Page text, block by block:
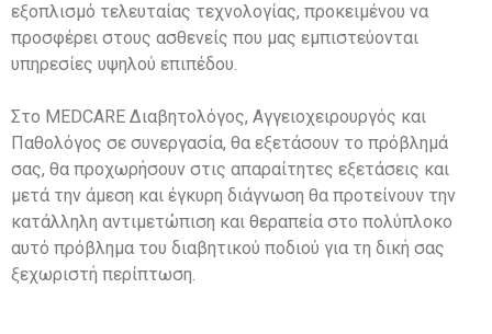
εξοπλισμό τελευταίας τεχνολογίας, προκειμένου να
προσφέρει στους ασθενείς που μας εμπιστεύονται
υπηρεσίες υψηλού επιπέδου.
Στο MEDCARE Διαβητολόγος, Αγγειοχειρουργός και
Παθολόγος σε συνεργασία, θα εξετάσουν το πρόβλημά
σας, θα προχωρήσουν στις απαραίτητες εξετάσεις και
μετά την άμεση και έγκυρη διάγνωση θα προτείνουν την
κατάλληλη αντιμετώπιση και θεραπεία στο πολύπλοκο
αυτό πρόβλημα του διαβητικού ποδιού για τη δική σας
ξεχωριστή περίπτωση.